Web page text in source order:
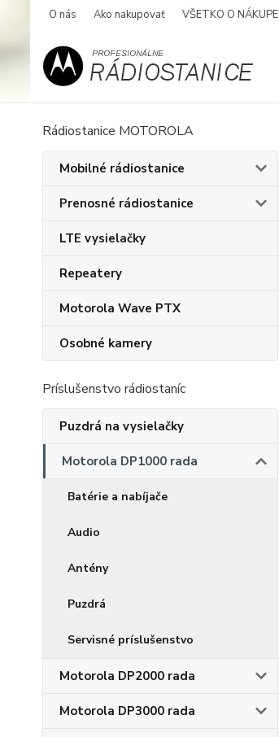
O nás Ako nakupovať VŠETKO O NÁKUPE
Rádiostanice MOTOROLA
Mobilné rádiostanice
Prenosné rádiostanice
LTE vysielačky
Repeatery
Motorola Wave PTX
Osobné kamery
Príslušenstvo rádiostaníc
Puzdrá na vysielačky
Motorola DP1000 rada
Batérie a nabíjače
Audio
Antény
Puzdrá
Servisné príslušenstvo
Motorola DP2000 rada
Motorola DP3000 rada